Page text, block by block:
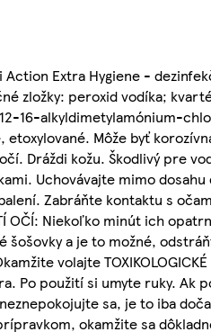
Action Extra Hygiene -
zložky: peroxid vodíka;
16-alkyldimetylamónium-
etoxylované. Môže byť
Dráždi kožu. Škodlivý pre
Uchovávajte mimo
Zabráňte kontaktu s
OČÍ: Niekoľko minút ich
šošovky a je to možné,
volajte TOXIKOLOGICKÉ
Po použití si umyte ruky. Ak
sa, je to iba
okamžite sa